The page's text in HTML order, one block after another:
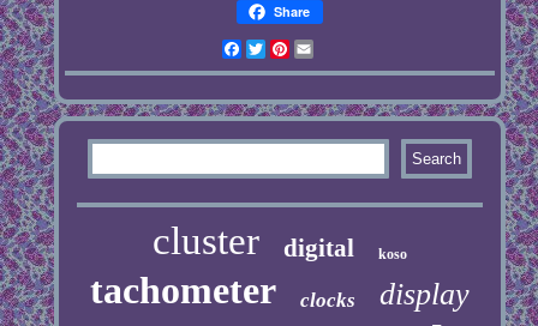
Share
Facebook
TwitterPinterest
cluster digital koso
tachometer clocks display